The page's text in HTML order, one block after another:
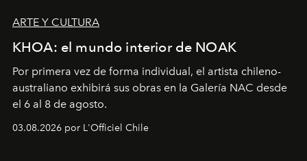
ARTE Y CULTURA
KHOA: el mundo interior de NOAK
Por primera vez de forma individual, el artista chileno-
australiano exhibirá sus obras en la Galería NAC desde
el 6 al 8 de agosto.
03.08.2026 por L'Officiel Chile